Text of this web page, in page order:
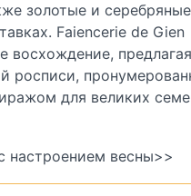
золотые и
Faiencerie de Gien
восхождение, предлагая
росписи,
для великих
настроением весны>>